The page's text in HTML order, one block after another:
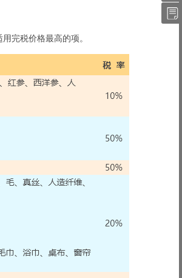
完税价格最高的项。
件
QQ